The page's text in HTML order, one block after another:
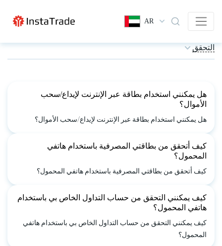
AR
التحقق
هل يمكنني استخدام بطاقة عبر الإنترنت لإيداع/سحب
الأموال؟
هل يمكنني استخدام بطاقة عبر الإنترنت لإيداع/سحب الأموال؟
كيف أتحقق من بطاقتي المصرفية باستخدام هاتفي
المحمول؟
كيف أتحقق من بطاقتي المصرفية باستخدام هاتفي المحمول؟
كيف يمكنني التحقق من حساب التداول الخاص بي باستخدام
هاتفي المحمول؟
كيف يمكنني التحقق من حساب التداول الخاص بي باستخدام هاتفي
المحمول؟